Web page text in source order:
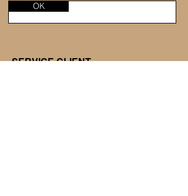
OK
SERVICE CLIENT